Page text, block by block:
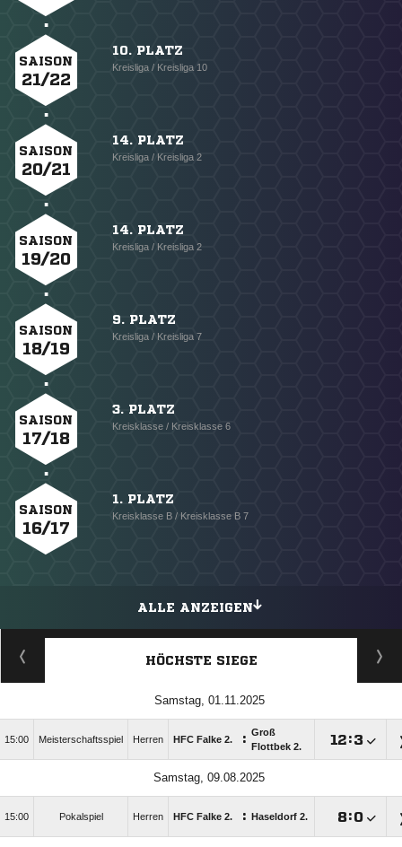
SAISON
21/22
10. PLATZ
Kreisliga / Kreisliga 10
SAISON
20/21
14. PLATZ
Kreisliga / Kreisliga 2
SAISON
19/20
14. PLATZ
Kreisliga / Kreisliga 2
SAISON
18/19
9. PLATZ
Kreisliga / Kreisliga 7
SAISON
17/18
3. PLATZ
Kreisklasse / Kreisklasse 6
SAISON
16/17
1. PLATZ
Kreisklasse B / Kreisklasse B 7
ALLE ANZEIGEN
HÖCHSTE SIEGE
Samstag, 01.11.2025
15:00 Meisterschaftsspiel Herren HFC Falke 2. : Groß
Flottbek 2.
:
Samstag, 09.08.2025
15:00 Pokalspiel Herren HFC Falke 2. : Haseldorf 2. :